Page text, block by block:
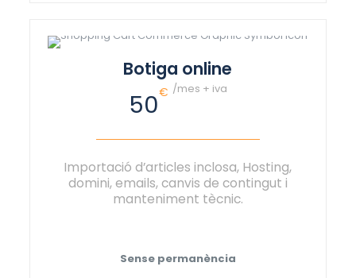
Botiga online
50€ /mes + iva
Importació d’articles inclosa, Hosting,
domini, emails, canvis de contingut i
manteniment tècnic.
Sense permanència